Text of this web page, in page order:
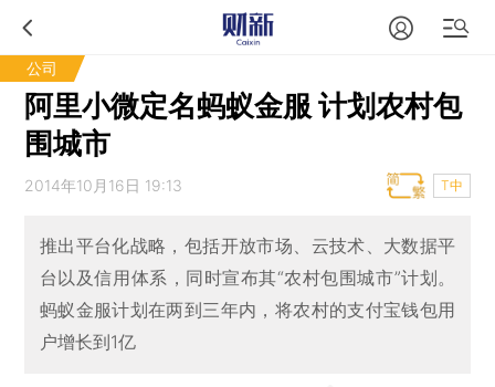
公司
阿里小微定名蚂蚁金服 计划农村包
围城市
2014年10月16日 19:13 T中
推出平台化战略，包括开放市场、云技术、大数据平
台以及信用体系，同时宣布其“农村包围城市”计划。
蚂蚁金服计划在两到三年内，将农村的支付宝钱包用
户增长到1亿